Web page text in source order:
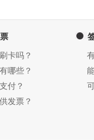
卡吗？
哪些？
付？
发票？